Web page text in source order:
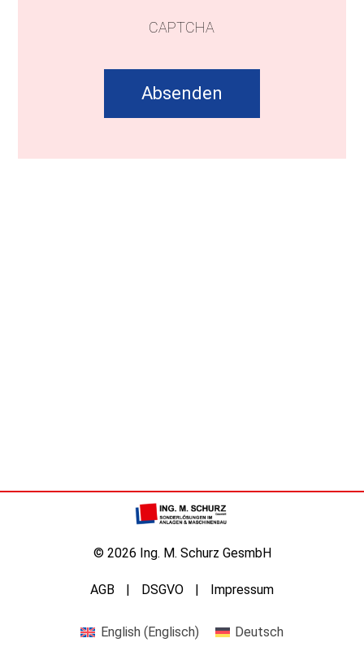
CAPTCHA
© 2026 Ing. M. Schurz GesmbH
AGB DSGVO Impressum
English(Englisch) Deutsch